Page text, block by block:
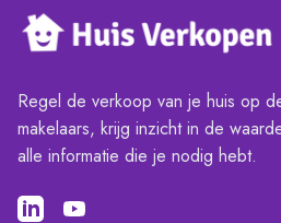
Regel de verkoop van je huis op
makelaars, krijg inzicht in de
alle informatie die je nodig hebt.